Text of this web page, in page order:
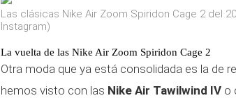
Las clásicas Nike Air Zoom Spiridon Cage 2 del
Instagram)
La vuelta de las Nike Air Zoom Spiridon Cage 2
Otra moda que ya está consolidada es la de
hemos visto con las Nike Air Tawilwind IV o